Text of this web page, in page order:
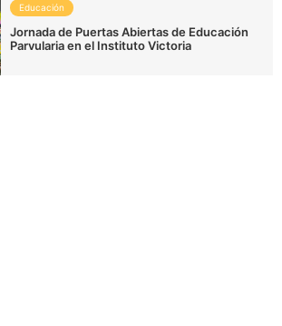
Educación
Jornada de Puertas Abiertas de Educación
Parvularia en el Instituto Victoria